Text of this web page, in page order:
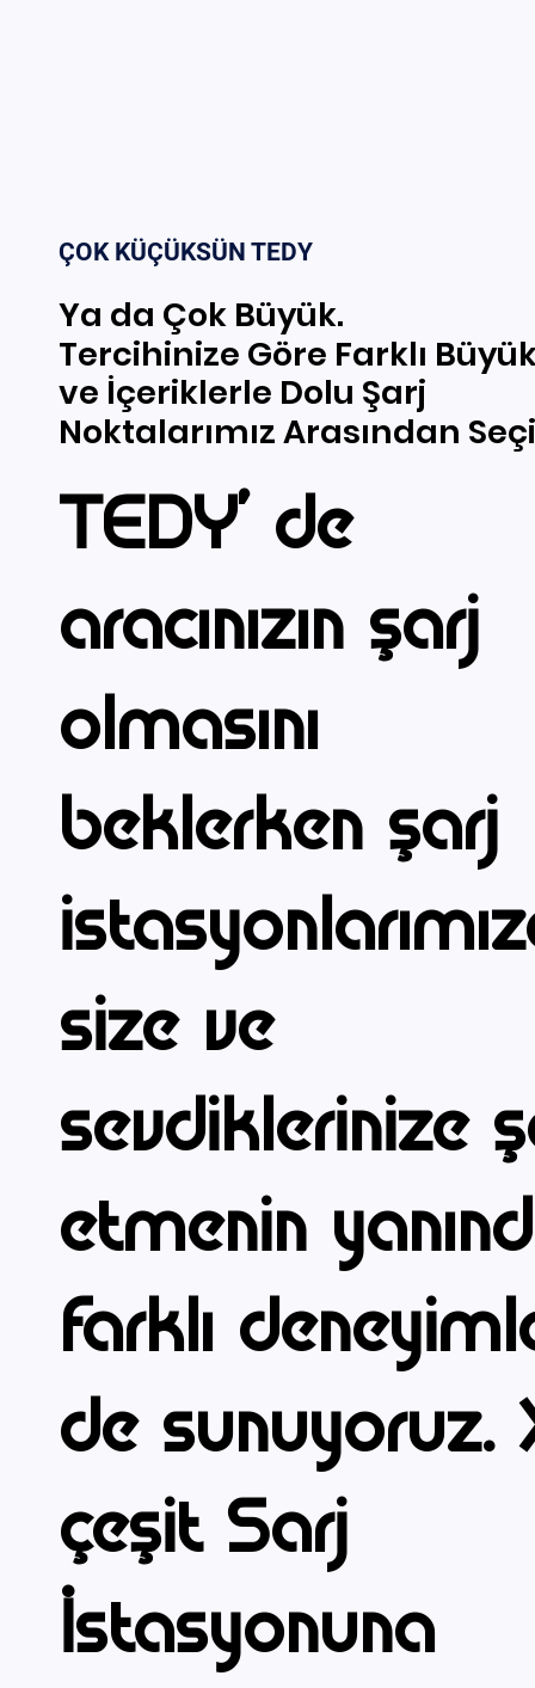
ÇOK KÜÇÜKSÜN TEDY
Ya da Çok Büyük.
Tercihinize Göre Farklı
ve İçeriklerle Dolu Şarj
Noktalarımız Arasından
Ya da Çok Büyük.
Tercihinize Göre Farklı
ve İçeriklerle Dolu Şarj
Noktalarımız Arasından
TEDY' de
aracınızın şarj
olmasını
beklerken şarj
size ve
sevdiklerinize
etmenin
farklı
de sunuyoruz.
çeşit Sarj
İstasyonuna